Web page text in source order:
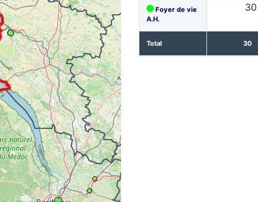
Foyer de vie
A.H.
30
Total 30